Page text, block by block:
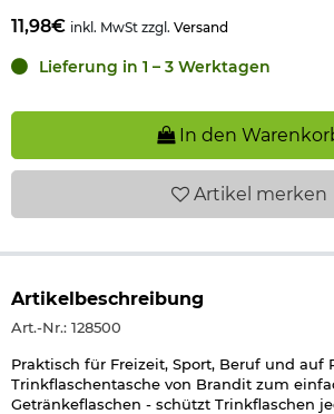
11,98€ inkl. MwSt zzgl. Versand
Lieferung in 1 – 3 Werktagen
In den
Artikel merken
Artikelbeschreibung
Art.-Nr.: 128500
Praktisch für Freizeit, Sport, Beruf und auf
Trinkflaschentasche von Brandit zum
Getränkeflaschen - schützt Trinkflaschen